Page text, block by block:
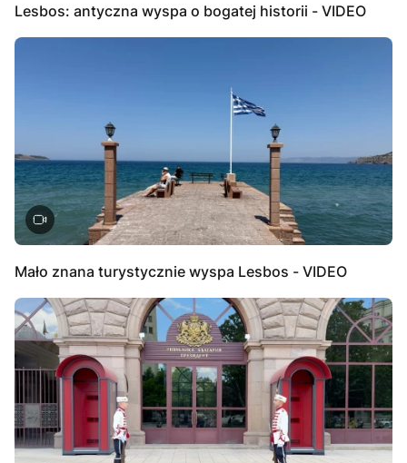
Lesbos: antyczna wyspa o bogatej historii - VIDEO
Mało znana turystycznie wyspa Lesbos - VIDEO